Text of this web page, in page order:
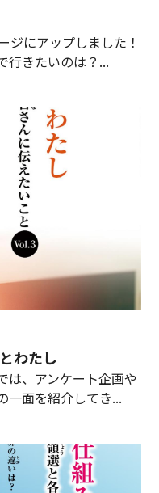
ジにアップしました！
行きたいのは？...
わたし
は、アンケート企画や
一面を紹介してき...